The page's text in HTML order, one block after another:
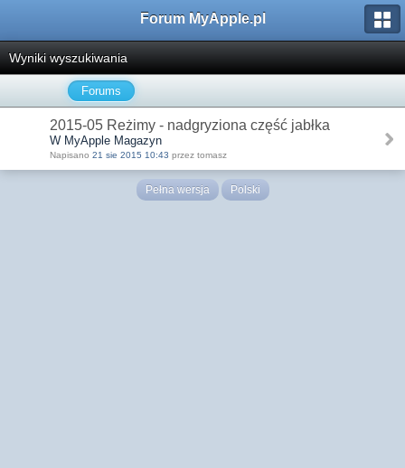
Forum MyApple.pl
Wyniki wyszukiwania
Forums
2015-05 Reżimy - nadgryziona część jabłka
W MyApple Magazyn
Napisano 21 sie 2015 10:43 przez tomasz
Pełna wersja Polski